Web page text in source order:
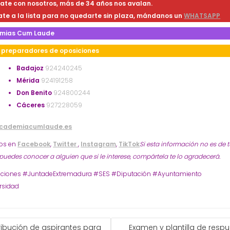
con nosotros, más de 34 años nos avalan.
a la lista para no quedarte sin plaza, mándanos unWHATSAPP
Cum Laude
preparadores de oposiciones
Badajoz 924240245
Mérida 924191258
Don Benito 924800244
Cáceres 927228059
en Facebook, Twitter, Instagram, TikTokSi esta información no es de
conocer a alguien que si le interese, compártela te lo agradecerá.
#JuntadeExtremadura #SES #Diputación #Ayuntamiento
de aspirantes para Examen y plantilla de